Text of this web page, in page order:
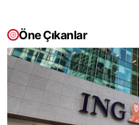
Öne Çıkanlar